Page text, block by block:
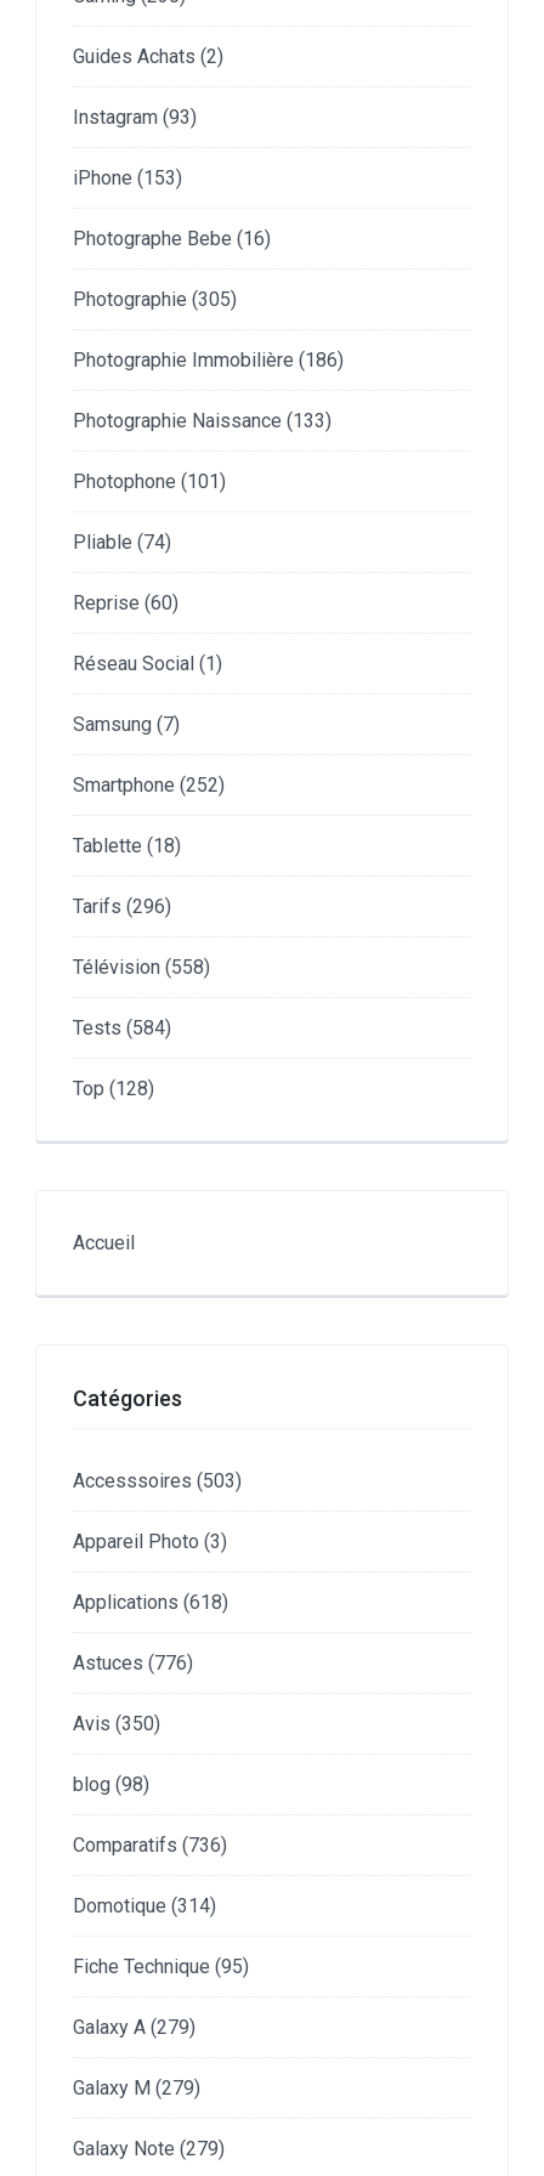
Guides Achats (2)
Instagram (93)
iPhone (153)
Photographe Bebe (16)
Photographie (305)
Photographie Immobilière (186)
Photographie Naissance (133)
Photophone (101)
Pliable (74)
Reprise (60)
Réseau Social (1)
Samsung (7)
Smartphone (252)
Tablette (18)
Tarifs (296)
Télévision (558)
Tests (584)
Top (128)
Accueil
Catégories
Accesssoires (503)
Appareil Photo (3)
Applications (618)
Astuces (776)
Avis (350)
blog (98)
Comparatifs (736)
Domotique (314)
Fiche Technique (95)
Galaxy A (279)
Galaxy M (279)
Galaxy Note (279)